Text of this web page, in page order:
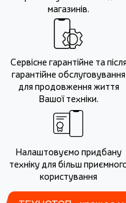
магазинів.
Сервісне гарантійне та після
гарантійне обслуговування
для продовження життя
Вашої техніки.
Налаштовуємо придбану
техніку для більш
користування